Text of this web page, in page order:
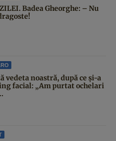
Badea Gheorghe: – Nu
vedeta noastră, după ce și-a
facial: „Am purtat ochelari